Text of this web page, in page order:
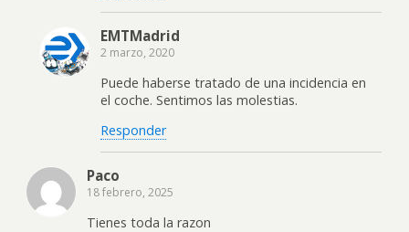
EMTMadrid
2 marzo, 2020
Puede haberse tratado de una incidencia en
el coche. Sentimos las molestias.
Responder
Paco
18 febrero, 2025
Tienes toda la razon